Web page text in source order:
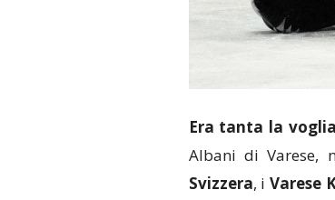
Era tanta la
Albani di Varese,
Svizzera, iVarese